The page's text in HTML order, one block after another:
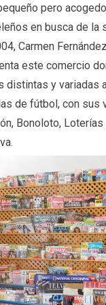
pero
en busca de la
Carmen
este comercio
distintas y variadas
de fútbol, con sus
Bonoloto,